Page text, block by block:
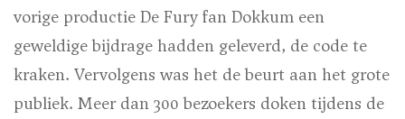
vorige productie De Fury fan Dokkum een
geweldige bijdrage hadden geleverd, de code te
kraken. Vervolgens was het de beurt aan het grote
publiek. Meer dan 300 bezoekers doken tijdens de